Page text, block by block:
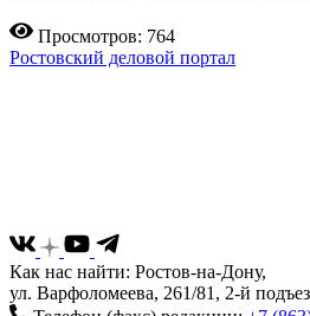
Просмотров: 764
Ростовский деловой портал
Как нас найти: Ростов-на-Дону,
ул. Варфоломеева, 261/81, 2-й